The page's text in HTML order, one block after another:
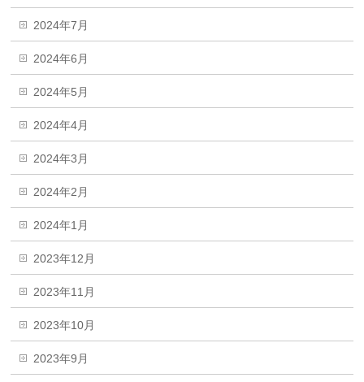
2024年7月
2024年6月
2024年5月
2024年4月
2024年3月
2024年2月
2024年1月
2023年12月
2023年11月
2023年10月
2023年9月